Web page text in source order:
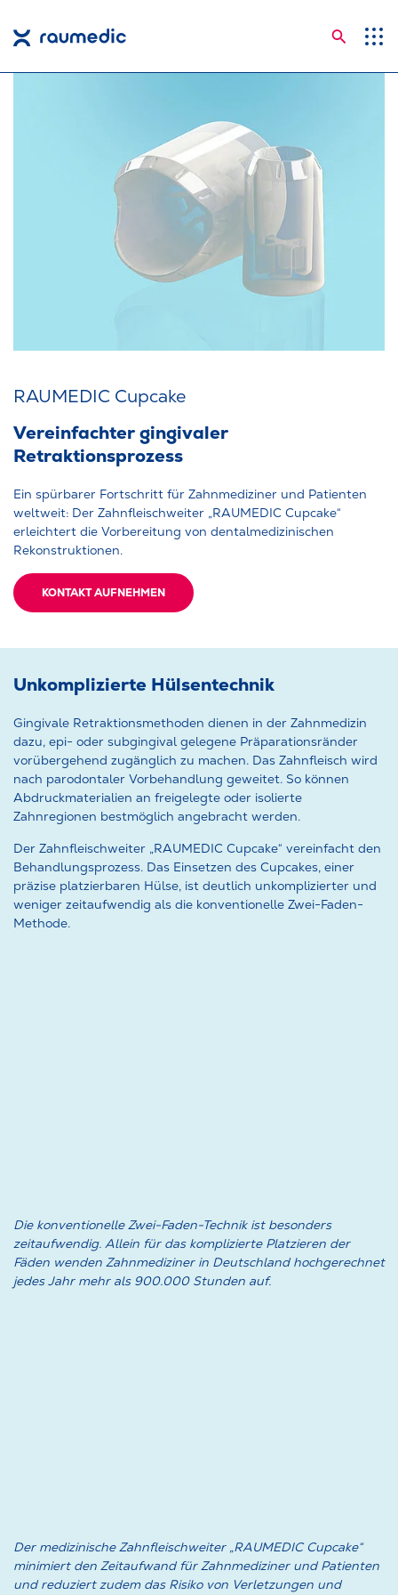
Anwendungsgebiete Suche
RAUMEDIC Cupcake
Vereinfachter gingivaler
Retraktionsprozess
Ein spürbarer Fortschritt für Zahnmediziner und Patienten
weltweit: Der Zahnfleischweiter „RAUMEDIC Cupcake“
erleichtert die Vorbereitung von dentalmedizinischen
Rekonstruktionen.
KONTAKT AUFNEHMEN
Unkomplizierte Hülsentechnik
Gingivale Retraktionsmethoden dienen in der Zahnmedizin
dazu, epi- oder subgingival gelegene Präparationsränder
vorübergehend zugänglich zu machen. Das Zahnfleisch wird
nach parodontaler Vorbehandlung geweitet. So können
Abdruckmaterialien an freigelegte oder isolierte
Zahnregionen bestmöglich angebracht werden.
Der Zahnfleischweiter „RAUMEDIC Cupcake“ vereinfacht den
Behandlungsprozess. Das Einsetzen des Cupcakes, einer
präzise platzierbaren Hülse, ist deutlich unkomplizierter und
weniger zeitaufwendig als die konventionelle Zwei-Faden-
Methode.
Die konventionelle Zwei-Faden-Technik ist besonders
zeitaufwendig. Allein für das komplizierte Platzieren der
Fäden wenden Zahnmediziner in Deutschland hochgerechnet
jedes Jahr mehr als 900.000 Stunden auf.
Der medizinische Zahnfleischweiter „RAUMEDIC Cupcake“
minimiert den Zeitaufwand für Zahnmediziner und Patienten
und reduziert zudem das Risiko von Verletzungen und